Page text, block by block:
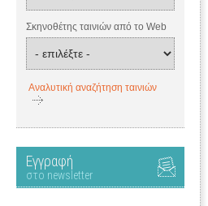
Σκηνοθέτης ταινιών από το Web
Αναλυτική αναζήτηση ταινιών
Εγγραφή
στο newsletter